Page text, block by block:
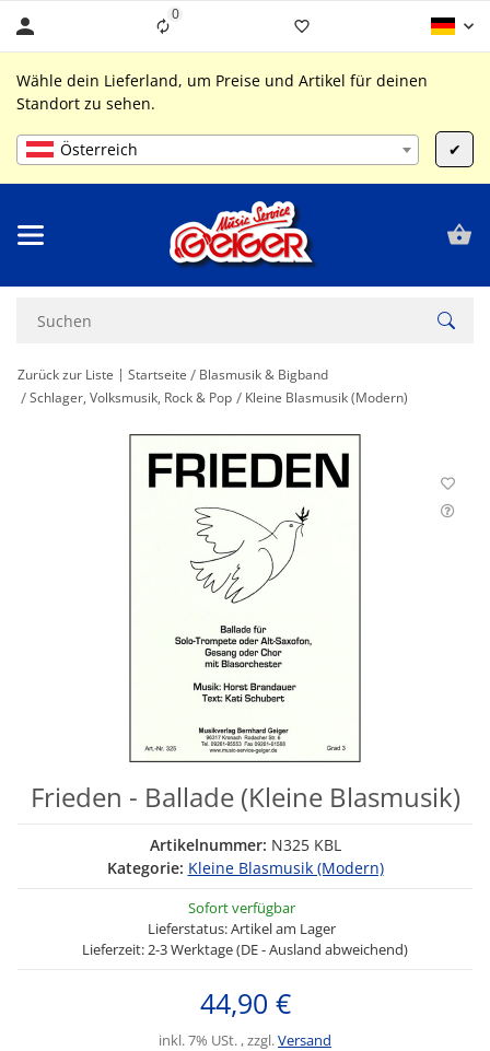
0Liste ist leer
Wähle dein Lieferland, um Preise und Artikel für deinen
Standort zu sehen.
Österreich ✔
Zurück zur Liste Startseite
Blasmusik & Bigband
Schlager, Volksmusik, Rock & Pop
Kleine Blasmusik (Modern)
Frieden - Ballade (Kleine Blasmusik)
Artikelnummer: N325 KBL
Kategorie: Kleine Blasmusik (Modern)
Sofort verfügbar
Lieferstatus: Artikel am Lager
Lieferzeit: 2-3 Werktage (DE - Ausland abweichend)
44,90 €
inkl. 7% USt. , zzgl.Versand